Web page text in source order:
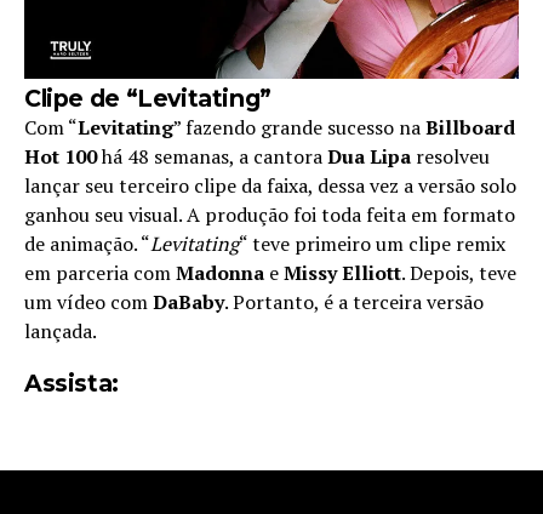
Clipe de “Levitating”
Com “Levitating” fazendo grande sucesso naBillboard
Hot 100há 48 semanas, a cantoraDua Lipa resolveu
lançar seu terceiro clipe da faixa, dessa vez a versão solo
ganhou seu visual. A produção foi toda feita em formato
de animação. “Levitating“ teve primeiro um clipe remix
em parceria comMadonna eMissy Elliott. Depois, teve
um vídeo comDaBaby. Portanto, é a terceira versão
lançada.
Assista: